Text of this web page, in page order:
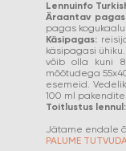
Lennuinfo
Äraantav
pagas
Käsipagas:
käsipagasi
võib olla kuni
mõõtudega
esemeid.
100 ml
Toitlustus lennul:
Jätame endale
PALUME